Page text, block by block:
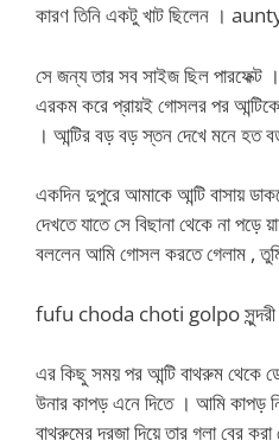
কারণ তিনি একটু খাট ছিলেন ।
সে জন্য তার সব সাইজ ছিল
এরকম করে প্রায়ই গোসলর পর
। আন্টির বড় বড় স্তন দেখে মনে হত
একদিন দুপুরে আমাকে আন্টি বাসায়
দেখতে যাতে সে বিছানা থেকে না পড়ে
বললেন আমি গোসল করতে গেলাম ,
fufu choda choti golpo সুন্দরী
এর কিছু সময় পর আন্টি বাথরুম থেকে
উনার কাপড় এনে দিতে । আমি কাপড়
বাথরুমের দরজা দিয়ে তার গলা বের